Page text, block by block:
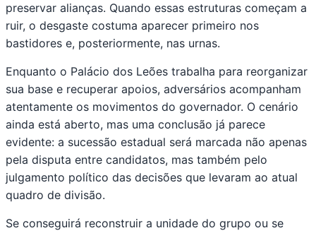
preservar alianças. Quando essas estruturas começam a
ruir, o desgaste costuma aparecer primeiro nos
bastidores e, posteriormente, nas urnas.
Enquanto o Palácio dos Leões trabalha para reorganizar
sua base e recuperar apoios, adversários acompanham
atentamente os movimentos do governador. O cenário
ainda está aberto, mas uma conclusão já parece
evidente: a sucessão estadual será marcada não apenas
pela disputa entre candidatos, mas também pelo
julgamento político das decisões que levaram ao atual
quadro de divisão.
Se conseguirá reconstruir a unidade do grupo ou se